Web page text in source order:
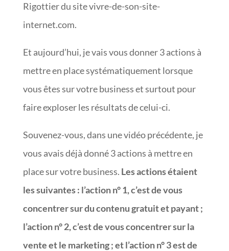
Rigottier du site vivre-de-son-site-
internet.com.
Et aujourd’hui, je vais vous donner 3 actions à
mettre en place systématiquement lorsque
vous êtes sur votre business et surtout pour
faire exploser les résultats de celui-ci.
Souvenez-vous, dans une vidéo précédente, je
vous avais déjà donné 3 actions à mettre en
place sur votre business. Les actions étaient
les suivantes : l’action n° 1, c’est de vous
concentrer sur du contenu gratuit et payant ;
l’action n° 2, c’est de vous concentrer sur la
vente et le marketing ; et l’action n° 3 est de